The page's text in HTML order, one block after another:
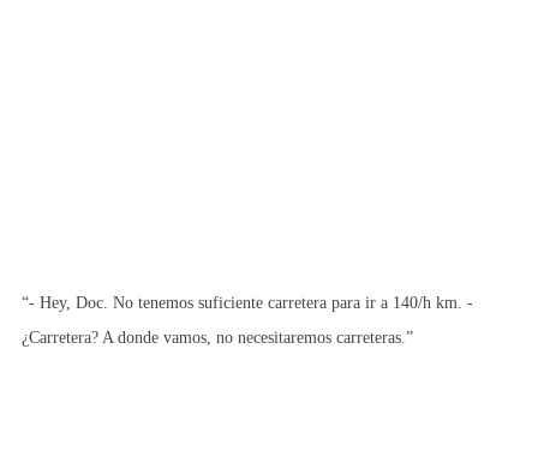
“- Hey, Doc. No tenemos suficiente carretera para ir a 140/h km. -
¿Carretera? A donde vamos, no necesitaremos carreteras.”